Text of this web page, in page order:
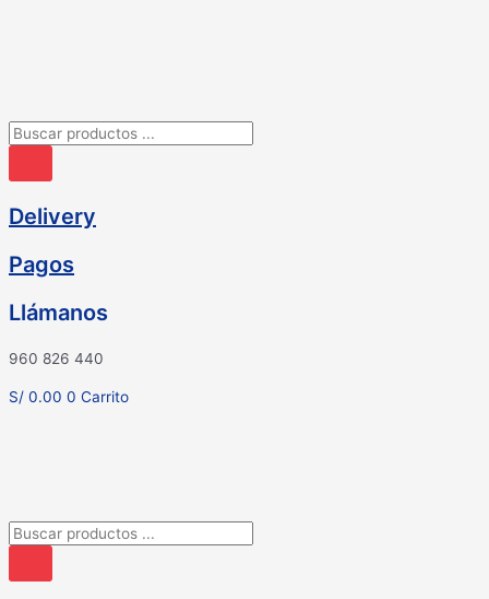
Búsqueda
productos
Delivery
Pagos
Llámanos
960 826 440
S/ 0.00 0 Carrito
Búsqueda
productos